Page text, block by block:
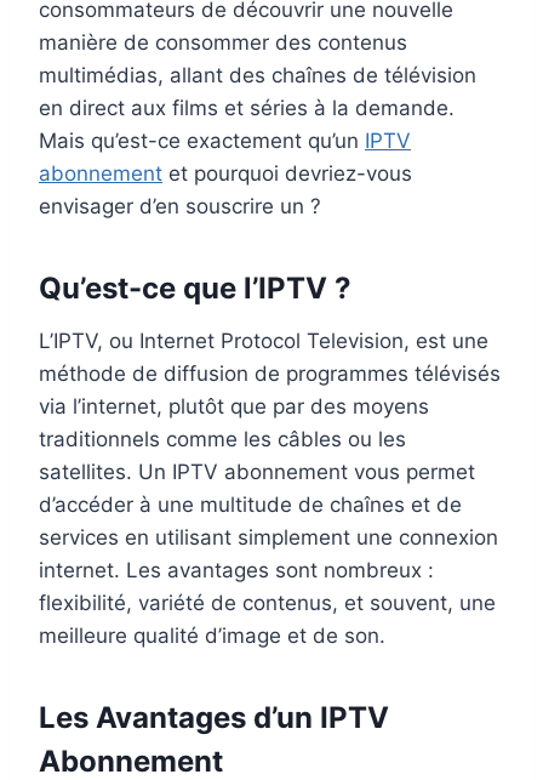
consommateurs de découvrir une nouvelle
manière de consommer des contenus
multimédias, allant des chaînes de télévision
en direct aux films et séries à la demande.
Mais qu’est-ce exactement qu’un IPTV
abonnement et pourquoi devriez-vous
envisager d’en souscrire un ?
Qu’est-ce que l’IPTV ?
L’IPTV, ou Internet Protocol Television, est une
méthode de diffusion de programmes télévisés
via l’internet, plutôt que par des moyens
traditionnels comme les câbles ou les
satellites. Un IPTV abonnement vous permet
d’accéder à une multitude de chaînes et de
services en utilisant simplement une connexion
internet. Les avantages sont nombreux :
flexibilité, variété de contenus, et souvent, une
meilleure qualité d’image et de son.
Les Avantages d’un IPTV
Abonnement